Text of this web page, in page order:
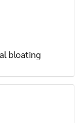
bloating